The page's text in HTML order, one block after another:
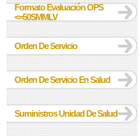
Formato Evaluación OPS
<=50SMMLV
Orden De Servicio
Orden De Servicio En Salud
Suministros Unidad De Salud